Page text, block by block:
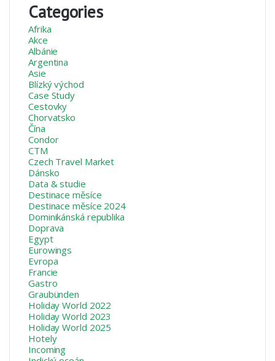
Categories
Afrika
Akce
Albánie
Argentina
Asie
Blízký východ
Case Study
Cestovky
Chorvatsko
Čína
Condor
CTM
Czech Travel Market
Dánsko
Data & studie
Destinace měsíce
Destinace měsíce 2024
Dominikánská republika
Doprava
Egypt
Eurowings
Evropa
Francie
Gastro
Graubünden
Holiday World 2022
Holiday World 2023
Holiday World 2025
Hotely
Incoming